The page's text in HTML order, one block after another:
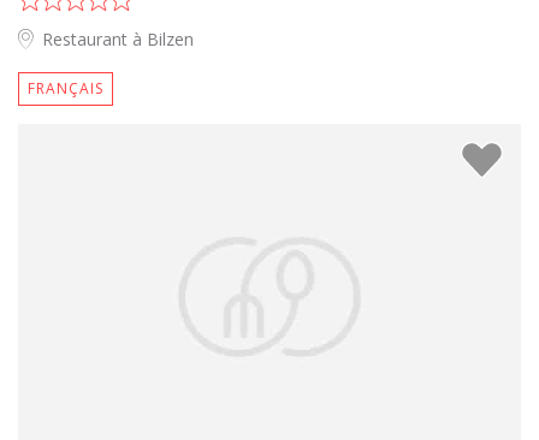
Restaurant à Bilzen
FRANÇAIS